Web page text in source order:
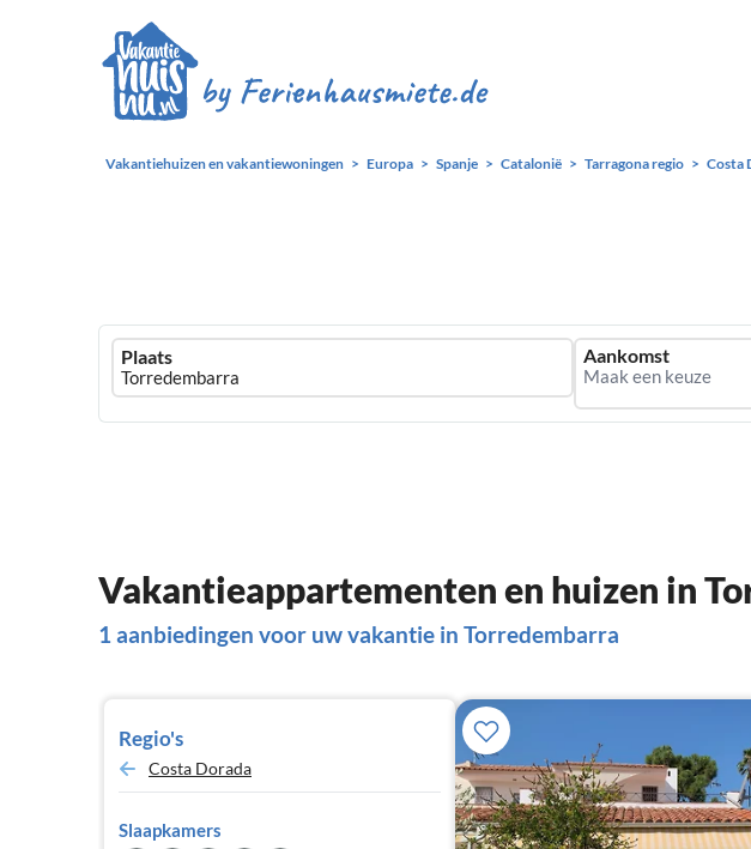
Vakantiehuizen en vakantiewoningen Europa Spanje Catalonië Tarragona regio Costa
Ferienhausmiete
logo
Plaats Aankomst
Vakantieappartementen en huizen in
1 aanbiedingen voor uw vakantie in Torredembarra
Regio's
Costa Dorada
Slaapkamers